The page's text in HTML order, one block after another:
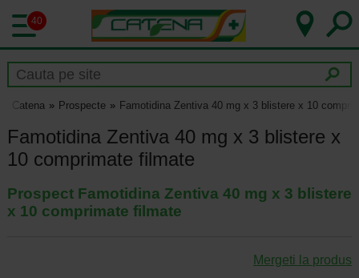
40
Catena Prospecte Famotidina Zentiva 40 mg x 3 blistere x 10
Famotidina Zentiva 40 mg x 3 blistere x
10 comprimate filmate
Prospect Famotidina Zentiva 40 mg x 3 blistere
x 10 comprimate filmate
Mergeti la produs